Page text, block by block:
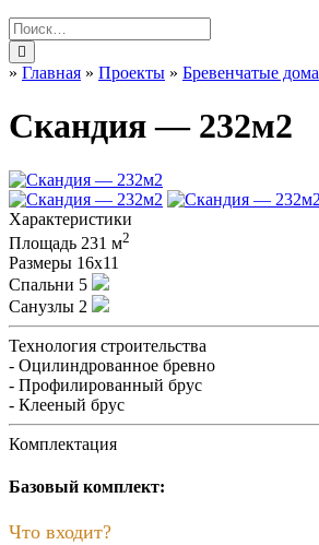
» Главная » Проекты » Бревенчатые дома
Скандия — 232м2
Характеристики
Площадь 231 м2
Размеры 16х11
Спальни 5
Санузлы 2
Технология строительства
- Оцилиндрованное бревно
- Профилированный брус
- Клееный брус
Комплектация
Базовый комплект:
Что входит?